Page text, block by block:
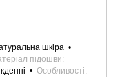
шкіра
підошви
Особливості